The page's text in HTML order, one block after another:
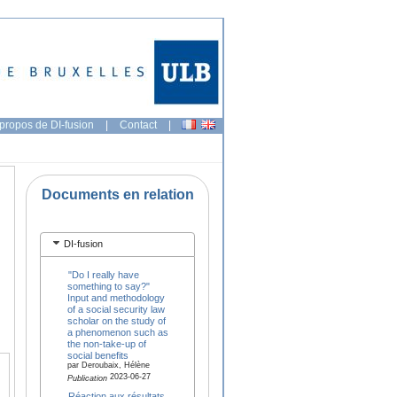
de DI-fusion | Contact |
Documents en relation
DI-fusion
"Do I really have
something to say?"
Input and methodology
of a social security law
scholar on the study of
a phenomenon such as
the non-take-up of
social benefits
par Deroubaix, Hélène
Publication2023-06-27